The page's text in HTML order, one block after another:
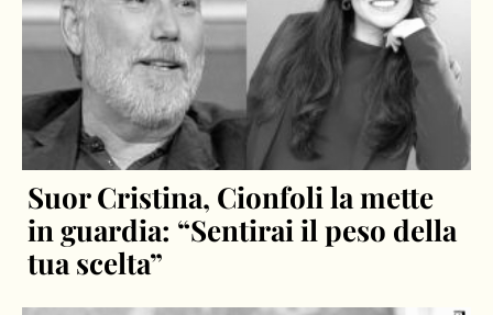
Suor Cristina, Cionfoli la mette
in guardia: “Sentirai il peso della
tua scelta”